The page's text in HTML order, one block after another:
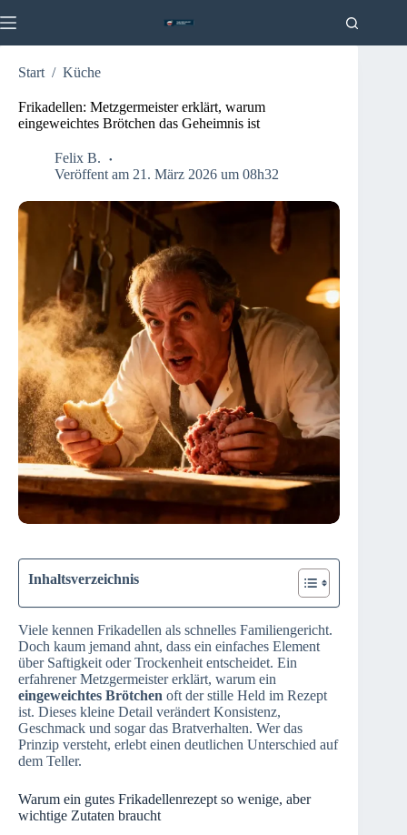
Inhalt
Start / Küche
Frikadellen: Metzgermeister erklärt, warum
eingeweichtes Brötchen das Geheimnis ist
Felix B.
Veröffent am 21. März 2026 um 08h32
Inhaltsverzeichnis
Viele kennen Frikadellen als schnelles Familiengericht.
Doch kaum jemand ahnt, dass ein einfaches Element
über Saftigkeit oder Trockenheit entscheidet. Ein
erfahrener Metzgermeister erklärt, warum ein
eingeweichtes Brötchen oft der stille Held im Rezept
ist. Dieses kleine Detail verändert Konsistenz,
Geschmack und sogar das Bratverhalten. Wer das
Prinzip versteht, erlebt einen deutlichen Unterschied auf
dem Teller.
Warum ein gutes Frikadellenrezept so wenige, aber
wichtige Zutaten braucht